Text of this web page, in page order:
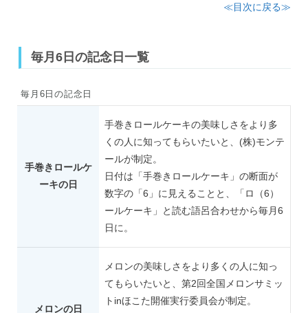
≪目次に戻る≫
毎月6日の記念日一覧
毎月6日の記念日
手巻きロールケ
ーキの日
手巻きロールケーキの美味しさをより多
くの人に知ってもらいたいと、(株)モンテ
ールが制定。
日付は「手巻きロールケーキ」の断面が
数字の「6」に見えることと、「ロ（6）
ールケーキ」と読む語呂合わせから毎月6
日に。
メロンの日
メロンの美味しさをより多くの人に知っ
てもらいたいと、第2回全国メロンサミッ
トinほこた開催実行委員会が制定。